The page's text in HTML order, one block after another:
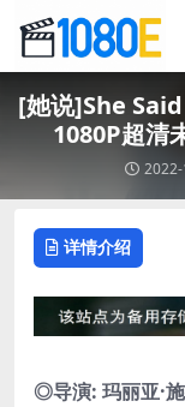
[她说]She
1080P超清
详情介绍
◎导演: 玛丽亚·